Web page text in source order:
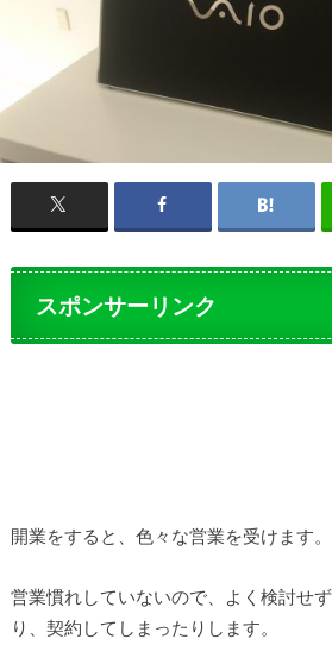
スポンサーリンク
開業をすると、色々な営業を受けます。
営業慣れしていないので、よく検討せ
り、契約してしまったりします。